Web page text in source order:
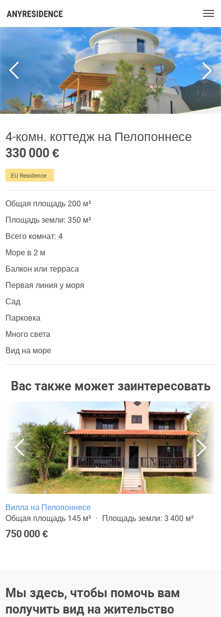
4-комн. коттедж на Пелопоннесе
330 000 €
EU Residence
Общая площадь 200 м²
Площадь земли: 350 м²
Всего комнат: 4
Море в 2 м
Балкон или терраса
Первая линия у моря
Сад
Парковка
Много света
Вид на море
Вас также может заинтересовать
Вилла на Пелопоннесе
Общая площадь 145 м²
Площадь земли: 3 400 м²
750 000 €
Мы здесь, чтобы помочь вам
получить вид на жительство